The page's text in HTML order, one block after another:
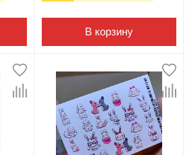
В корзину